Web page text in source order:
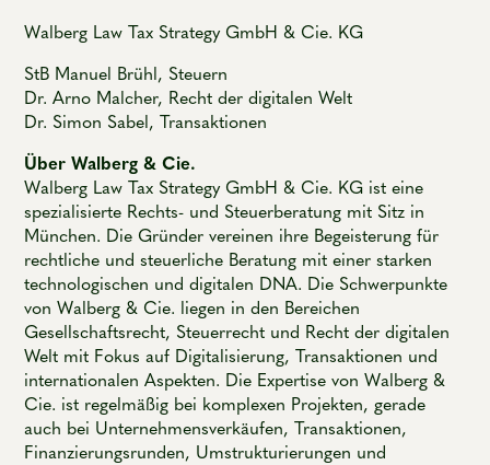
Walberg Law Tax Strategy GmbH & Cie. KG
StB Manuel Brühl, Steuern
Dr. Arno Malcher, Recht der digitalen Welt
Dr. Simon Sabel, Transaktionen
Über Walberg & Cie.
Walberg Law Tax Strategy GmbH & Cie. KG ist eine
spezialisierte Rechts- und Steuerberatung mit Sitz in
München. Die Gründer vereinen ihre Begeisterung für
rechtliche und steuerliche Beratung mit einer starken
technologischen und digitalen DNA. Die Schwerpunkte
von Walberg & Cie. liegen in den Bereichen
Gesellschaftsrecht, Steuerrecht und Recht der digitalen
Welt mit Fokus auf Digitalisierung, Transaktionen und
internationalen Aspekten. Die Expertise von Walberg &
Cie. ist regelmäßig bei komplexen Projekten, gerade
auch bei Unternehmensverkäufen, Transaktionen,
Finanzierungsrunden, Umstrukturierungen und